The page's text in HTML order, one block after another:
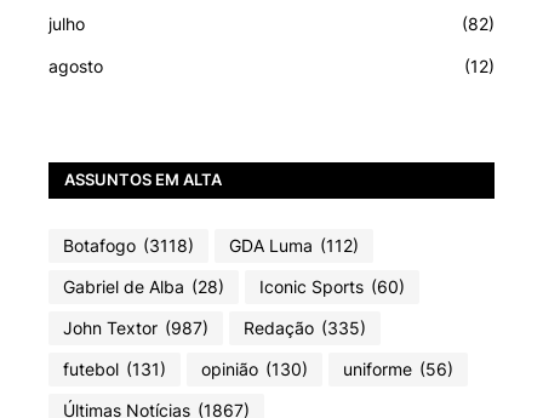
julho (82)
agosto (12)
ASSUNTOS EM ALTA
Botafogo (3118) GDA Luma (112)
Gabriel de Alba (28) Iconic Sports (60)
John Textor (987) Redação (335)
futebol (131) opinião (130) uniforme (56)
Últimas Notícias (1867)